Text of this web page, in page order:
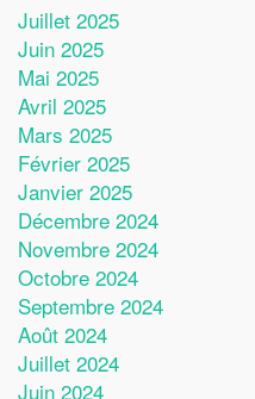
Juillet 2025
Juin 2025
Mai 2025
Avril 2025
Mars 2025
Février 2025
Janvier 2025
Décembre 2024
Novembre 2024
Octobre 2024
Septembre 2024
Août 2024
Juillet 2024
Juin 2024